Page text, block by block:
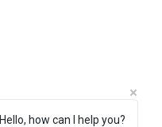
Hello, how can I help you?